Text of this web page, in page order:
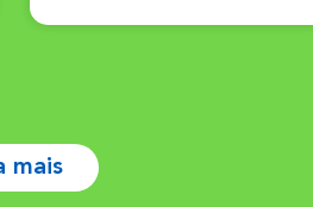
mais